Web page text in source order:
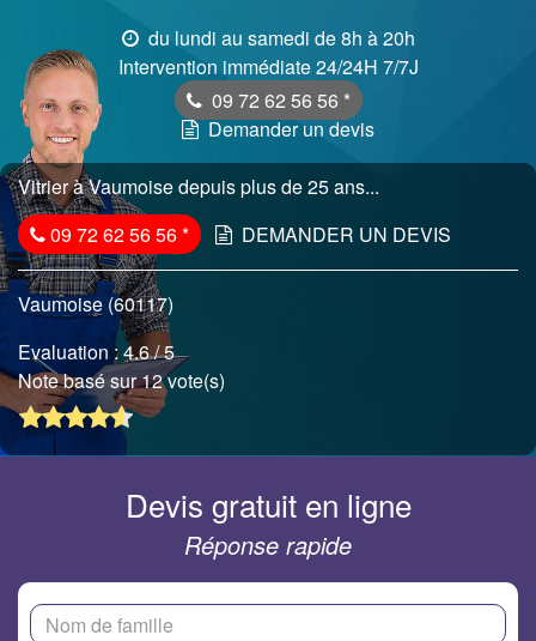
du lundi au samedi de 8h à 20h
Intervention immédiate 24/24H 7/7J
09 72 62 56 56 *
Demander un devis
Vitrier à Vaumoise depuis plus de 25 ans...
09 72 62 56 56* DEMANDER UN DEVIS
Vaumoise (60117)
Evaluation :4.6/ 5
Note basé sur 12 vote(s)
Devis gratuit en ligne
Réponse rapide